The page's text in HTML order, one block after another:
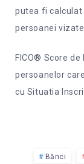
putea fi
persoanei
FICO® Score
persoanelor
cu Situatia
Bănci